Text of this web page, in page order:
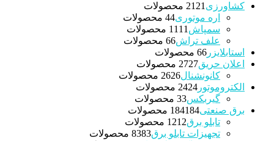
کشاورزی 21 21 محصولات
اره موتوری 44 محصولات
سمپاش
11 11 محصولات
علف تراش 66 محصولات
استابلایزر
66 محصولات
اعلان حریق
2727 محصولات
کانونشنال
2626 محصولات
الکتروموتور
2424 محصولات
گیربکس 33 محصولات
برق صنعتی
184184 محصولات
تابلو برق
1212 محصولات
تجهیزات تابلو برق
8383 محصولات